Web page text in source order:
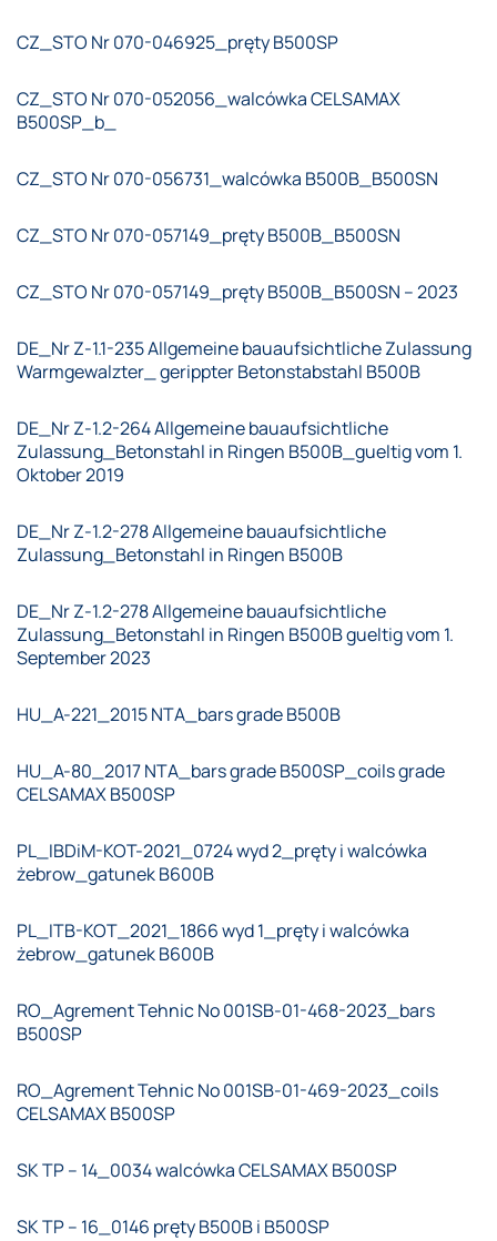
CZ_STO Nr 070-046925_pręty B500SP
CZ_STO Nr 070-052056_walcówka CELSAMAX
B500SP_b_
CZ_STO Nr 070-056731_walcówka B500B_B500SN
CZ_STO Nr 070-057149_pręty B500B_B500SN
CZ_STO Nr 070-057149_pręty B500B_B500SN – 2023
DE_Nr Z-1.1-235 Allgemeine bauaufsichtliche Zulassung
Warmgewalzter_ gerippter Betonstabstahl B500B
DE_Nr Z-1.2-264 Allgemeine bauaufsichtliche
Zulassung_Betonstahl in Ringen B500B_gueltig vom 1.
Oktober 2019
DE_Nr Z-1.2-278 Allgemeine bauaufsichtliche
Zulassung_Betonstahl in Ringen B500B
DE_Nr Z-1.2-278 Allgemeine bauaufsichtliche
Zulassung_Betonstahl in Ringen B500B gueltig vom 1.
September 2023
HU_A-221_2015 NTA_bars grade B500B
HU_A-80_2017 NTA_bars grade B500SP_coils grade
CELSAMAX B500SP
PL_IBDiM-KOT-2021_0724 wyd 2_pręty i walcówka
żebrow_gatunek B600B
PL_ITB-KOT_2021_1866 wyd 1_pręty i walcówka
żebrow_gatunek B600B
RO_Agrement Tehnic No 001SB-01-468-2023_bars
B500SP
RO_Agrement Tehnic No 001SB-01-469-2023_coils
CELSAMAX B500SP
SK TP – 14_0034 walcówka CELSAMAX B500SP
SK TP – 16_0146 pręty B500B i B500SP